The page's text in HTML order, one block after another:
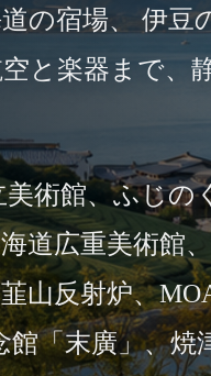
の宿場、 伊
と楽器まで
術館、ふじの
道広重美術館
山反射炉、
「末廣」、焼